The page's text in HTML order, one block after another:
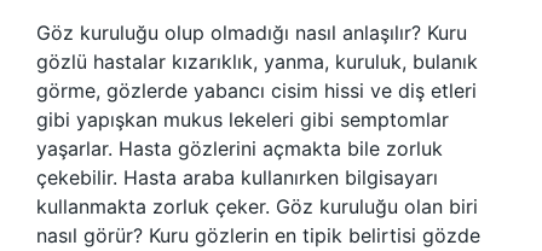
Göz kuruluğu olup olmadığı nasıl anlaşılır? Kuru
gözlü hastalar kızarıklık, yanma, kuruluk, bulanık
görme, gözlerde yabancı cisim hissi ve diş etleri
gibi yapışkan mukus lekeleri gibi semptomlar
yaşarlar. Hasta gözlerini açmakta bile zorluk
çekebilir. Hasta araba kullanırken bilgisayarı
kullanmakta zorluk çeker. Göz kuruluğu olan biri
nasıl görür? Kuru gözlerin en tipik belirtisi gözde